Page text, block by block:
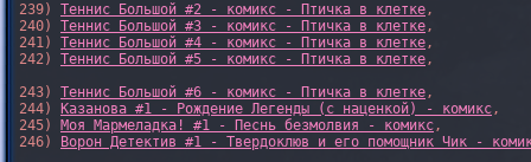
239) Теннис Большой #2 - комикс - Птичка в клетке,
240) Теннис Большой #3 - комикс - Птичка в клетке,
241) Теннис Большой #4 - комикс - Птичка в клетке,
242) Теннис Большой #5 - комикс - Птичка в клетке,
243) Теннис Большой #6 - комикс - Птичка в клетке,
244)
Казанова #1 - Рождение Легенды (с наценкой) - комикс,
245) Моя Мармеладка! #1 - Песнь безмолвия - комикс,
246)
Ворон Детектив #1 - Твердоклюв и его помощник Чик -